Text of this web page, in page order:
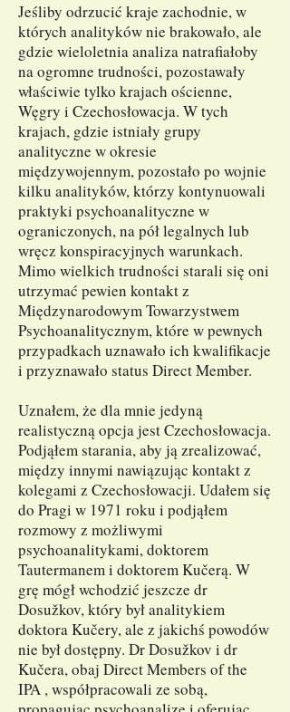
Jeśliby odrzucić kraje zachodnie, w
których analityków nie brakowało, ale
gdzie wieloletnia analiza natrafiałoby
na ogromne trudności, pozostawały
właściwie tylko krajach ościenne,
Węgry i Czechosłowacja. W tych
krajach, gdzie istniały grupy
analityczne w okresie
międzywojennym, pozostało po wojnie
kilku analityków, którzy kontynuowali
praktyki psychoanalityczne w
ograniczonych, na pół legalnych lub
wręcz konspiracyjnych warunkach.
Mimo wielkich trudności starali się oni
utrzymać pewien kontakt z
Międzynarodowym Towarzystwem
Psychoanalitycznym, które w pewnych
przypadkach uznawało ich kwalifikacje
i przyznawało status Direct Member.
Uznałem, że dla mnie jedyną
realistyczną opcja jest Czechosłowacja.
Podjąłem starania, aby ją zrealizować,
między innymi nawiązując kontakt z
kolegami z Czechosłowacji. Udałem się
do Pragi w 1971 roku i podjąłem
rozmowy z możliwymi
psychoanalitykami, doktorem
Tautermanem i doktorem Kučerą. W
grę mógł wchodzić jeszcze dr
Dosužkov, który był analitykiem
doktora Kučery, ale z jakichś powodów
nie był dostępny. Dr Dosužkov i dr
Kučera, obaj Direct Members of the
IPA , współpracowali ze sobą,